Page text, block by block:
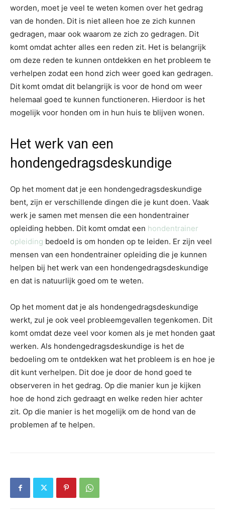
worden, moet je veel te weten komen over het gedrag
van de honden. Dit is niet alleen hoe ze zich kunnen
gedragen, maar ook waarom ze zich zo gedragen. Dit
komt omdat achter alles een reden zit. Het is belangrijk
om deze reden te kunnen ontdekken en het probleem te
verhelpen zodat een hond zich weer goed kan gedragen.
Dit komt omdat dit belangrijk is voor de hond om weer
helemaal goed te kunnen functioneren. Hierdoor is het
mogelijk voor honden om in hun huis te blijven wonen.
Het werk van een
hondengedragsdeskundige
Op het moment dat je een hondengedragsdeskundige
bent, zijn er verschillende dingen die je kunt doen. Vaak
werk je samen met mensen die een hondentrainer
opleiding hebben. Dit komt omdat een hondentrainer
opleiding bedoeld is om honden op te leiden. Er zijn veel
mensen van een hondentrainer opleiding die je kunnen
helpen bij het werk van een hondengedragsdeskundige
en dat is natuurlijk goed om te weten.
Op het moment dat je als hondengedragsdeskundige
werkt, zul je ook veel probleemgevallen tegenkomen. Dit
komt omdat deze veel voor komen als je met honden gaat
werken. Als hondengedragsdeskundige is het de
bedoeling om te ontdekken wat het probleem is en hoe je
dit kunt verhelpen. Dit doe je door de hond goed te
observeren in het gedrag. Op die manier kun je kijken
hoe de hond zich gedraagt en welke reden hier achter
zit. Op die manier is het mogelijk om de hond van de
problemen af te helpen.